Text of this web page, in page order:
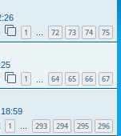
1 … 72 73 74 75
1 64 65 66 67
1 … 293 294 295 296